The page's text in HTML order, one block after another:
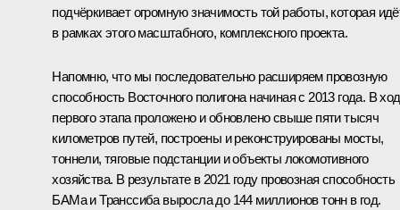
подчёркивает огромную значимость той работы, которая
в рамках этого масштабного, комплексного проекта.
Напомню, что мы последовательно расширяем провозную
способность Восточного полигона начиная с 2013 года. В
первого этапа проложено и обновлено свыше пяти тысяч
километров путей, построены и реконструированы мосты,
тоннели, тяговые подстанции и объекты локомотивного
хозяйства. В результате в 2021 году провозная способность
БАМа и Транссиба выросла до 144 миллионов тонн в год.